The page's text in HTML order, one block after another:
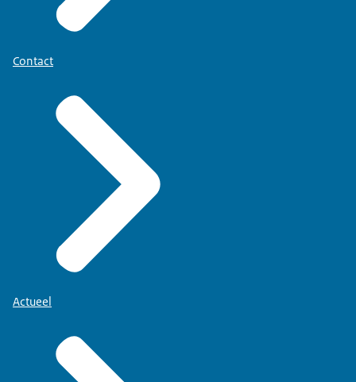
Contact
Actueel